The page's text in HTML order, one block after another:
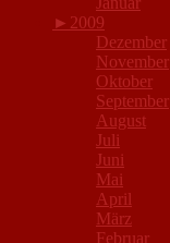
► 2009
Dezember
November
Oktober
September
August
Juli
Juni
Mai
April
März
Februar